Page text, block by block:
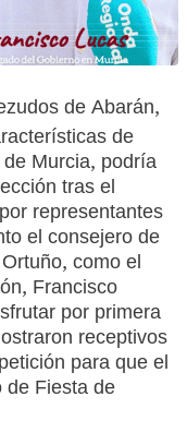
de Abarán,
de
Murcia, podría
tras el
representantes
el consejero de
como el
Francisco
por primera
receptivos
para que el
Fiesta de